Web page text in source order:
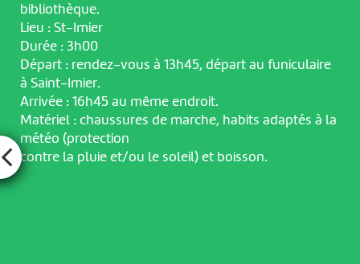
bibliothèque.
Lieu : St-Imier
Durée : 3h00
Départ : rendez-vous à 13h45, départ au funiculaire
à Saint-Imier.
Arrivée : 16h45 au même endroit.
Matériel : chaussures de marche, habits adaptés à la
météo (protection
contre la pluie et/ou le soleil) et boisson.